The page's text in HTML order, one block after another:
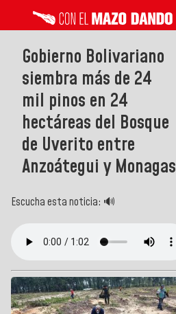
Gobierno Bolivariano
siembra más de 24
mil pinos en 24
hectáreas del Bosque
de Uverito entre
Anzoátegui y Monagas
Escucha esta noticia: 🔊